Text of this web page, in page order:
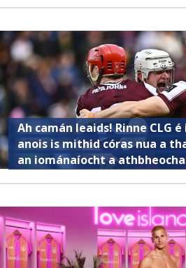
Ah camán leaids! Rinne CLG
anois is mithid córas nua a
an iománaíocht a